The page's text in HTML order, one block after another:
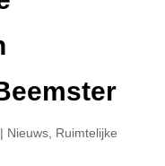
| Nieuws, Ruimtelijke